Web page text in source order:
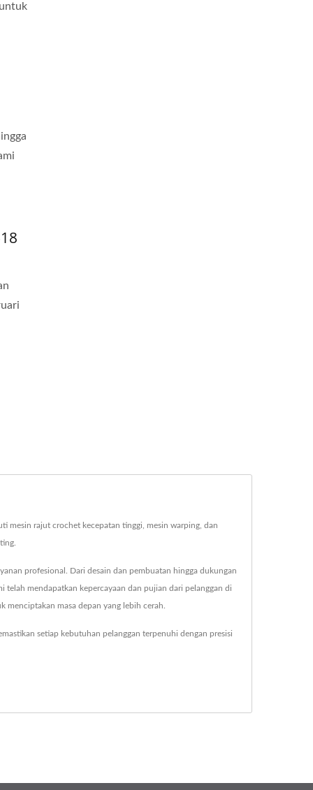
mesin rajut crochet kecepatan tinggi, mesin warping, dan
profesional. Dari desain dan pembuatan hingga dukungan
mendapatkan kepercayaan dan pujian dari pelanggan di
masa depan yang lebih cerah.
setiap kebutuhan pelanggan terpenuhi dengan presisi